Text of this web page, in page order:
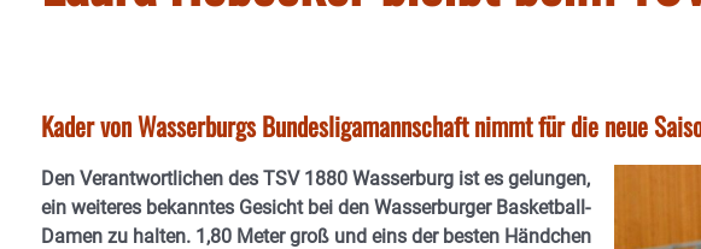
Kader von Wasserburgs Bundesligamannschaft nimmt für die neue
Den Verantwortlichen des TSV 1880 Wasserburg ist es gelungen,
ein weiteres bekanntes Gesicht bei den Wasserburger Basketball-
Damen zu halten. 1,80 Meter groß und eins der besten Händchen